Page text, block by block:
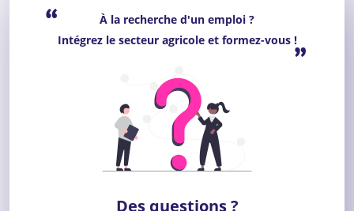
“
À la recherche d'un emploi ?
Intégrez le secteur agricole et formez-vous !”
Des questions ?